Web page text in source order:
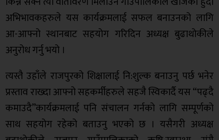
अभिभावकहरुले यस कार्यक्रमलाई सफल बनाउनको लागि
आ-आफ्नो स्थानबाट सहयोग गरिदिन अध्यक्ष बुढाथोकीले
अनुरोध गर्नु भयो ।
त्यस्तै उहाँले राजपुरको शिक्षालाई नि:शुल्क बनाउनु पर्छ भनेर
प्रस्ताव राख्दा आफ्नो सहकर्मीहरुले सहजै स्विकार्दै यस “पढ्दै
कमाउदै”कार्यक्रमलाई पनि संचालन गर्नको लागि सम्पूर्णको
साथ सहयोग रहेको बताउनु भएको छ । यसैगरी अध्यक्ष